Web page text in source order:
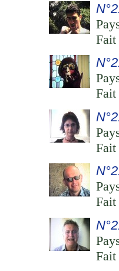
Fait
Fait
Fait
Fait
Fait